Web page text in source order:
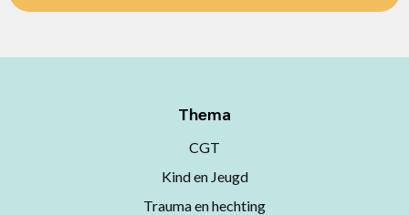
Thema
CGT
Kind en Jeugd
Trauma en hechting